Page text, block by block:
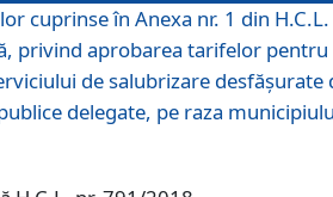
cuprinse în Anexa nr. 1 din H.C.L.
privind aprobarea tarifelor pentru
de salubrizare desfăşurate
delegate, pe raza